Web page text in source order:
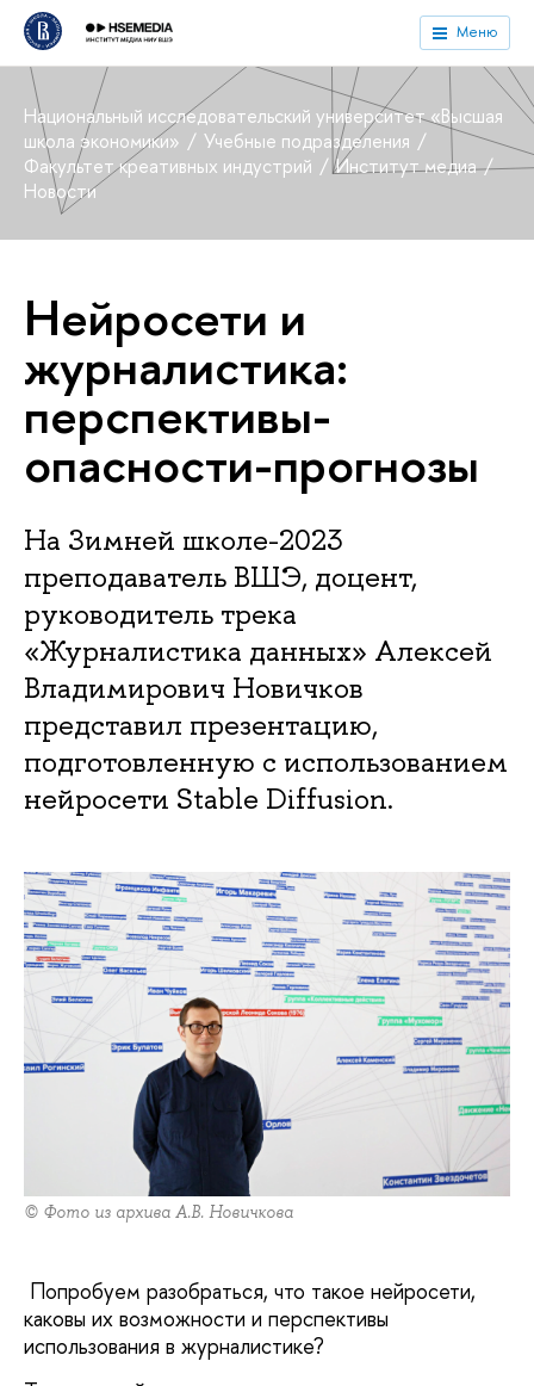
Меню
Национальный исследовательский университет «Высшая
школа экономики»
Учебные подразделения
Факультет креативных индустрий
Институт медиа
Новости
Нейросети и
журналистика:
перспективы-
опасности-прогнозы
На Зимней школе-2023
преподаватель ВШЭ, доцент,
руководитель трека
«Журналистика данных» Алексей
Владимирович Новичков
представил презентацию,
подготовленную с использованием
нейросети Stable Diffusion.
© Фото из архива А.В. Новичкова
Попробуем разобраться, что такое нейросети,
каковы их возможности и перспективы
использования в журналистике?